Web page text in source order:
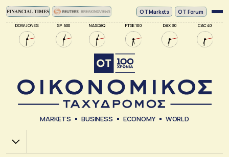
DOW JONES SP 500 NASDAQ FTSE 100 DAX 30 CAC 40
ΟΤ Markets OT Forum
MARKETS BUSINESS ECONOMY WORLD
Χ.Α.